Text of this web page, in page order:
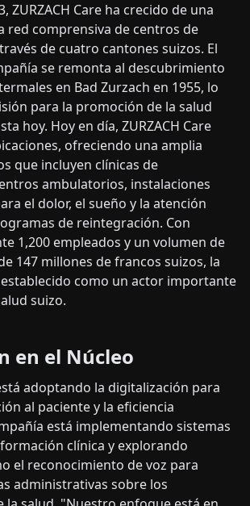
ZURZACH Care ha crecido de una
red comprensiva de centros de
de cuatro cantones suizos. El
se remonta al descubrimiento
en Bad Zurzach en 1955, lo
para la promoción de la salud
hoy. Hoy en día, ZURZACH Care
ofreciendo una amplia
que incluyen clínicas de
ambulatorios, instalaciones
el dolor, el sueño y la atención
de reintegración. Con
1,200 empleados y un volumen de
147 millones de francos suizos, la
como un actor importante
suizo.
en el Núcleo
adoptando la digitalización para
al paciente y la eficiencia
está implementando sistemas
clínica y explorando
el reconocimiento de voz para
administrativas sobre los